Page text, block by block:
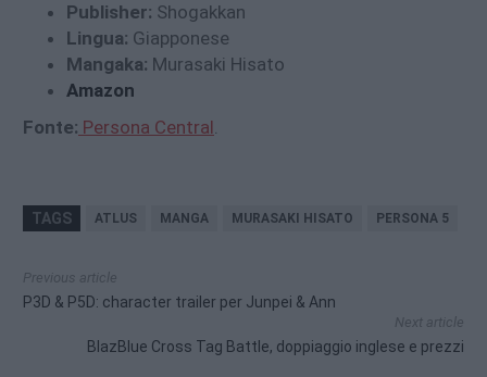
Publisher: Shogakkan
Lingua: Giapponese
Mangaka: Murasaki Hisato
Amazon
Fonte: Persona Central.
TAGS ATLUS MANGA MURASAKI HISATO PERSONA 5
Previous article
P3D & P5D: character trailer per Junpei & Ann
Next article
BlazBlue Cross Tag Battle, doppiaggio inglese e prezzi